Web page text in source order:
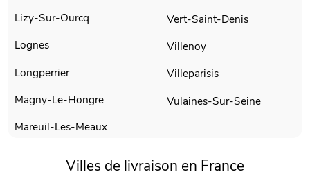
Lizy-Sur-Ourcq
Lognes
Longperrier
Magny-Le-Hongre
Mareuil-Les-Meaux
Vert-Saint-Denis
Villenoy
Villeparisis
Vulaines-Sur-Seine
Villes de livraison en France